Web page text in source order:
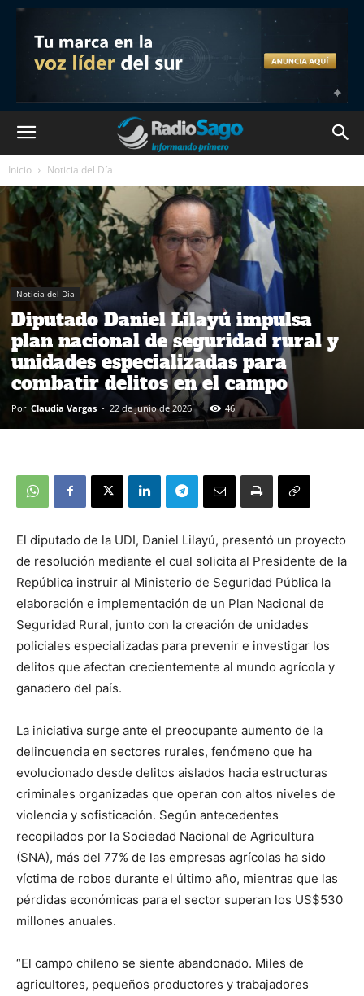
Inicio Noticia del Día
Noticia del Día
Diputado Daniel Lilayú impulsa
plan nacional de seguridad rural y
unidades especializadas para
combatir delitos en el campo
Por Claudia Vargas - 22 de junio de 2026 46
El diputado de la UDI, Daniel Lilayú, presentó un proyecto
de resolución mediante el cual solicita al Presidente de la
República instruir al Ministerio de Seguridad Pública la
elaboración e implementación de un Plan Nacional de
Seguridad Rural, junto con la creación de unidades
policiales especializadas para prevenir e investigar los
delitos que afectan crecientemente al mundo agrícola y
ganadero del país.
La iniciativa surge ante el preocupante aumento de la
delincuencia en sectores rurales, fenómeno que ha
evolucionado desde delitos aislados hacia estructuras
criminales organizadas que operan con altos niveles de
violencia y sofisticación. Según antecedentes
recopilados por la Sociedad Nacional de Agricultura
(SNA), más del 77% de las empresas agrícolas ha sido
víctima de robos durante el último año, mientras que las
pérdidas económicas para el sector superan los US$530
millones anuales.
“El campo chileno se siente abandonado. Miles de
agricultores, pequeños productores y trabajadores